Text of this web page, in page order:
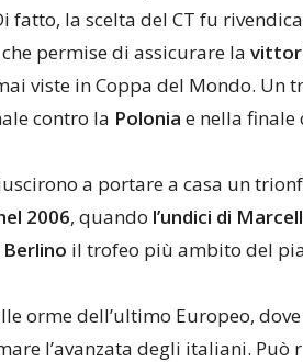
fatto, la scelta del CT fu
permise di assicurare la
viste in Coppa del Mondo. Un
contro la Polonia e nella finale
a portare a casa un
2006, quando l’undici di
Berlino il trofeo più ambito del
orme dell’ultimo Europeo,
l’avanzata degli italiani. Può